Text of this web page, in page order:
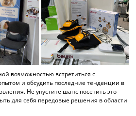
возможностью встретиться с
и обсудить последние тенденции в
Не упустите шанс посетить это
для себя передовые решения в области